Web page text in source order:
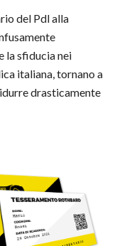
del Pdl alla
la sfiducia nei
italiana, tornano a
drasticamente